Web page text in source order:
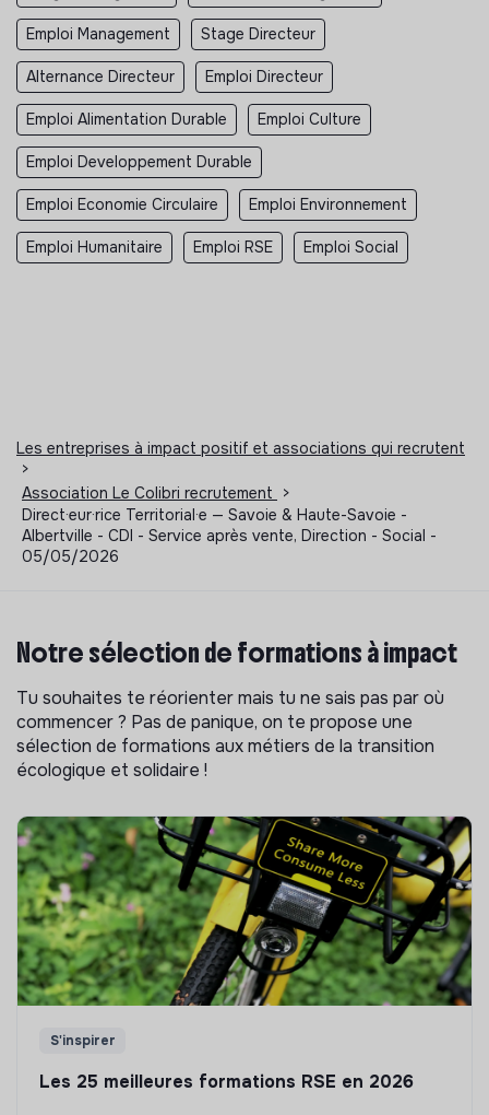
Emploi Management Stage Directeur
Alternance Directeur Emploi Directeur
Emploi Alimentation Durable Emploi Culture
Emploi Developpement Durable
Emploi Economie Circulaire Emploi Environnement
Emploi Humanitaire Emploi RSE Emploi Social
Les entreprises à impact positif et associations qui recrutent
>
Association Le Colibri recrutement
>
Direct·eur·rice Territorial·e — Savoie & Haute-Savoie -
Albertville - CDI - Service après vente, Direction - Social -
05/05/2026
Notre sélection de formations à impact
Tu souhaites te réorienter mais tu ne sais pas par où
commencer ? Pas de panique, on te propose une
sélection de formations aux métiers de la transition
écologique et solidaire !
S'inspirer
Les 25 meilleures formations RSE en 2026